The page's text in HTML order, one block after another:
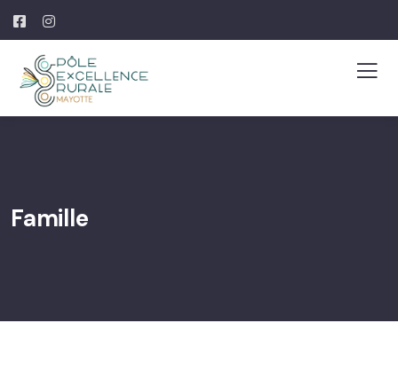
Famille